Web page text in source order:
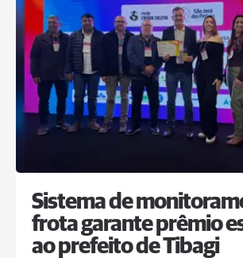
Sistema de
frota garante prêmio
ao prefeito de Tibagi